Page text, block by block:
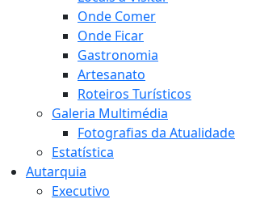
Onde Comer
Onde Ficar
Gastronomia
Artesanato
Roteiros Turísticos
Galeria Multimédia
Fotografias da Atualidade
Estatística
Autarquia
Executivo